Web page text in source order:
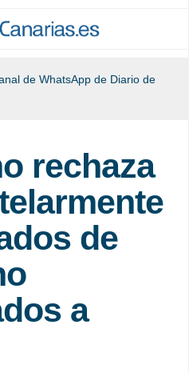
de WhatsApp de Diario de
rechaza
de
a